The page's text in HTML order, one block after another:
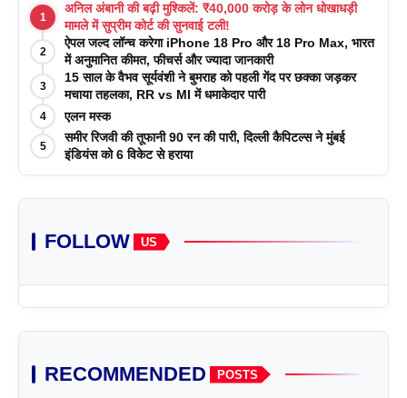
1
अनिल अंबानी की बढ़ी मुश्किलें: ₹40,000 करोड़ के लोन धोखाधड़ी
मामले में सुप्रीम कोर्ट की सुनवाई टली!
2
ऐपल जल्द लॉन्च करेगा iPhone 18 Pro और 18 Pro Max, भारत
में अनुमानित कीमत, फीचर्स और ज्यादा जानकारी
3
15 साल के वैभव सूर्यवंशी ने बुमराह को पहली गेंद पर छक्का जड़कर
मचाया तहलका, RR vs MI में धमाकेदार पारी
4 एलन मस्क
5
समीर रिजवी की तूफानी 90 रन की पारी, दिल्ली कैपिटल्स ने मुंबई
इंडियंस को 6 विकेट से हराया
FOLLOW US
RECOMMENDED POSTS